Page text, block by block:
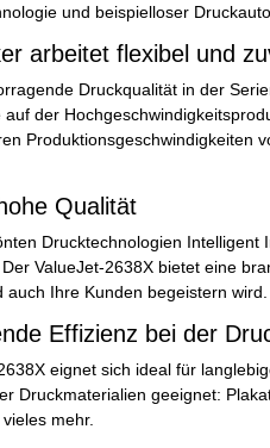
und beispielloser
arbeitet flexibel und
Druckqualität in der
auf der
Produktionsgeschwindigkeiten
Qualität
Drucktechnologien
ValueJet-2638X bietet eine
auch Ihre Kunden begeistern wird.
Effizienz bei der
eignet sich ideal für
Druckmaterialien geeignet:
mehr.